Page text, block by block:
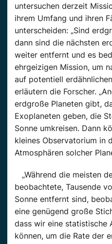
untersuchen derzeit
ihrem Umfang und ihren
unterscheiden: „Sind
dann sind die nächsten
weiter entfernt und es
ehrgeizigen Mission, um
auf potentiell
erläutern die Forscher.
erdgroße Planeten gibt,
Exoplaneten geben, die
Sonne umkreisen. Dann
kleines Observatorium in
Atmosphären solcher
„Während die meisten
beobachtete, Tausende
Sonne entfernt sind,
eine genügend große
dass wir eine statistische
können, um die Rate der